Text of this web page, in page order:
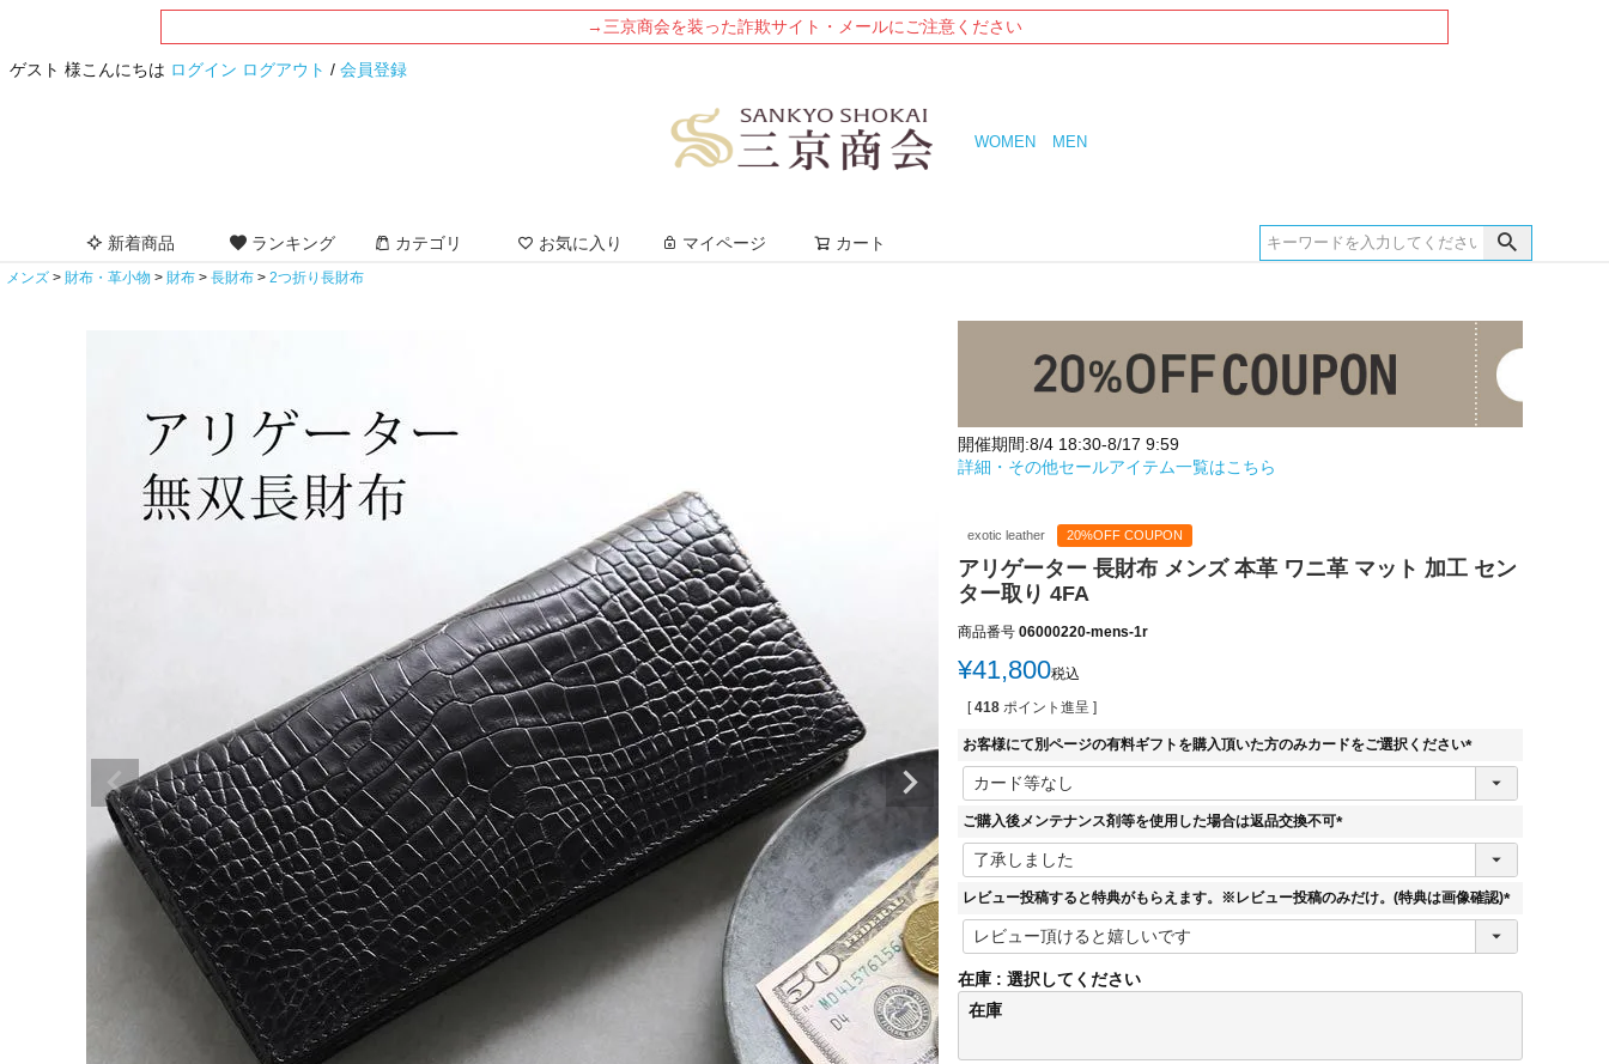
→三京商会を装った詐欺サイト・メールにご注意ください
ゲスト 様こんにちは ログイン ログアウト / 会員登録
WOMEN MEN
新着商品 ランキング カテゴリ お気に入り マイページ カート
メンズ 財布・革小物 財布 長財布 2つ折り長財布
開催期間:8/4 18:30-8/17 9:59
詳細・その他セールアイテム一覧はこちら
exotic leather 20%OFF COUPON
アリゲーター 長財布 メンズ 本革 ワニ革 マット 加工 セン
ター取り 4FA
商品番号 06000220-mens-1r
¥41,800税込
[ 418 ポイント進呈 ]
お客様にて別ページの有料ギフトを購入頂いた方のみカードをご選択ください
(
ご購入後メンテナンス剤等を使用した場合は返品交換不可
(
須
レビュー投稿すると特典がもらえます。※レビュー投稿のみだけ。(特典は画像確認)
(
)
在庫
選択してください
在庫